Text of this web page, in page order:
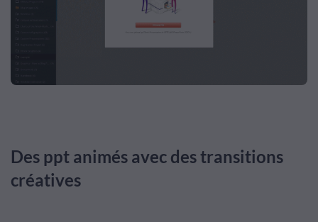
Des ppt animés avec des transitions
créatives